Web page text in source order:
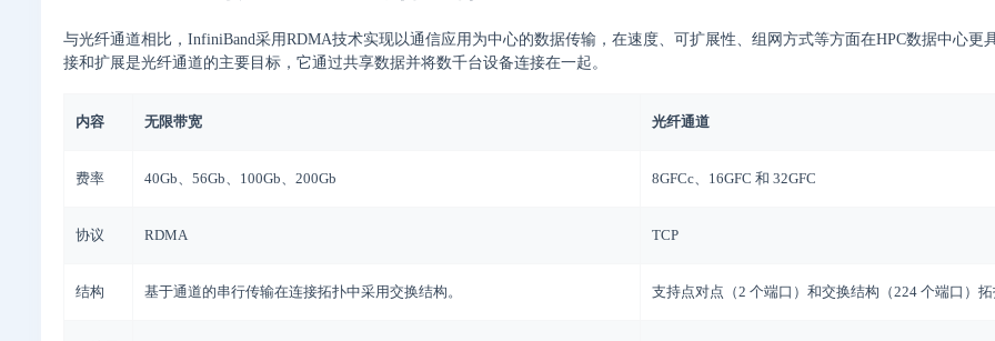
与光纤通道相比，InfiniBand采用RDMA技术实现以通信应用为中心的数据传输，在速度、可扩展性、组网方式等方面在HPC数据中心更
接和扩展是光纤通道的主要目标，它通过共享数据并将数千台设备连接在一起。
内容 无限带宽 光纤通道
费率 40Gb、56Gb、100Gb、200Gb 8GFCc、16GFC 和 32GFC
协议 RDMA TCP
结构 基于通道的串行传输在连接拓扑中采用交换结构。 支持点对点（2 个端口）和交换结构（224 个端口）拓